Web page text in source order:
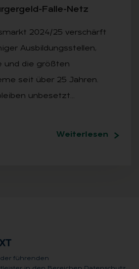
Fal­le-Netz
2024/25 verschärft
Ausbildungsstellen,
und die größten
seit über 25 Jahren.
unbesetzt…
Weiterlesen
der führenden